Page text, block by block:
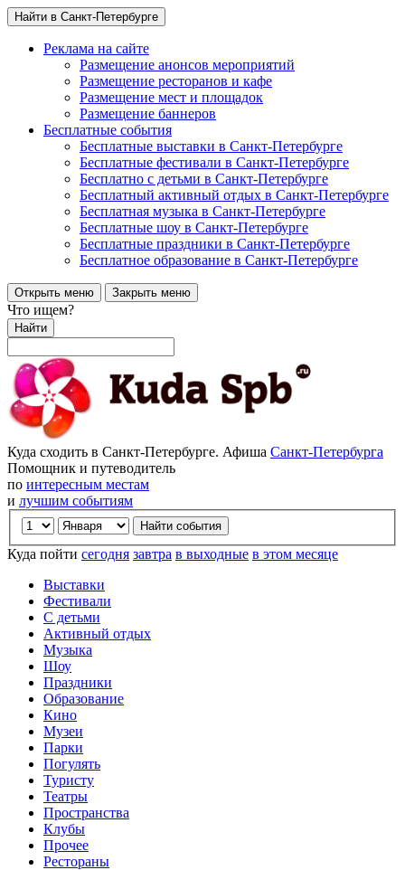
Найти в Санкт-Петербурге
Реклама на сайте
Размещение анонсов мероприятий
Размещение ресторанов и кафе
Размещение мест и площадок
Размещение баннеров
Бесплатные события
Бесплатные выставки в Санкт-Петербурге
Бесплатные фестивали в Санкт-Петербурге
Бесплатно с детьми в Санкт-Петербурге
Бесплатный активный отдых в Санкт-Петербурге
Бесплатная музыка в Санкт-Петербурге
Бесплатные шоу в Санкт-Петербурге
Бесплатные праздники в Санкт-Петербурге
Бесплатное образование в Санкт-Петербурге
Открыть меню Закрыть меню
Что ищем?
Найти
Куда сходить в Санкт-Петербурге. Афиша Санкт-Петербурга
Помощник и путеводитель
по интересным местам
и лучшим событиям
Куда пойти сегодня завтра в выходные в этом месяце
Выставки
Фестивали
С детьми
Активный отдых
Музыка
Шоу
Праздники
Образование
Кино
Музеи
Парки
Погулять
Туристу
Театры
Пространства
Клубы
Прочее
Рестораны